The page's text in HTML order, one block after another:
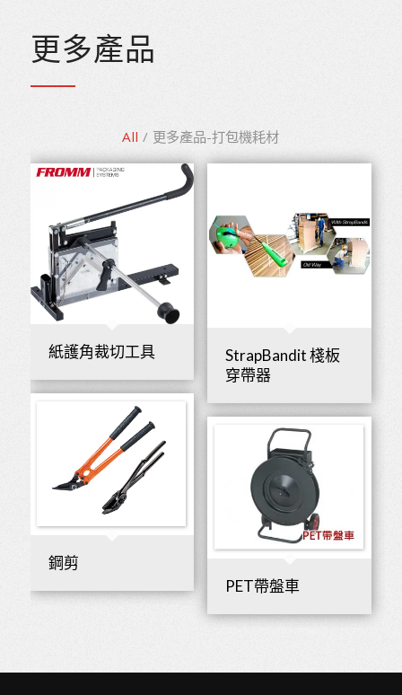
更多產品
All / 更多產品-打包機耗材
紙護角裁切工具
StrapBandit 棧板
穿帶器
鋼剪
PET帶盤車